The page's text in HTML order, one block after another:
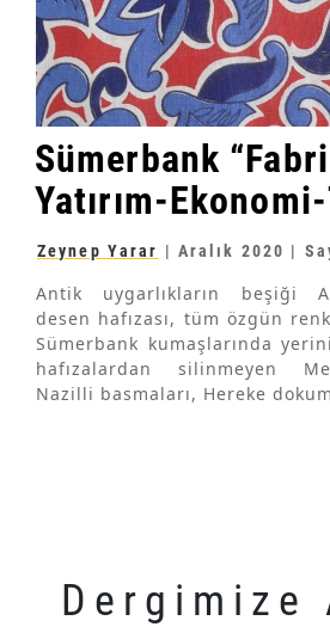
Sümerbank
Yatırım-Ekonomi-
Zeynep Yarar | Aralık 2020 |
Antik uygarlıkların beşiği
desen hafızası, tüm özgün
Sümerbank kumaşlarında
hafızalardan silinmeyen
Nazilli basmaları, Hereke
Dergimize